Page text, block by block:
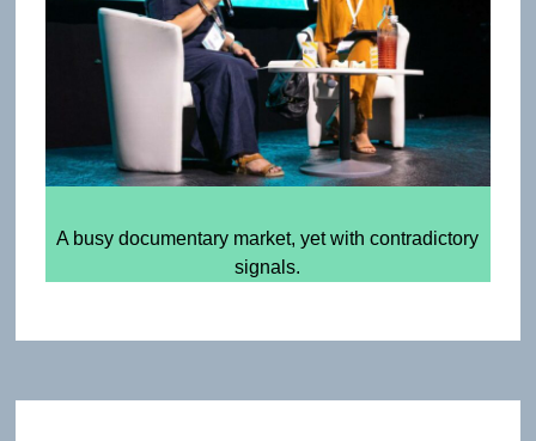
A busy documentary market, yet with contradictory
signals.